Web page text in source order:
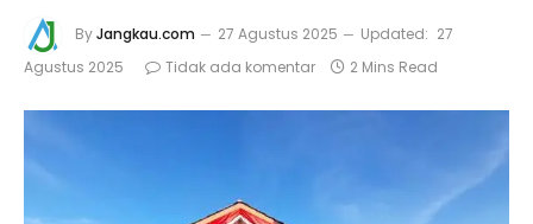
ByJangkau.com 27 Agustus 2025 Updated: 27
Agustus 2025
Tidak ada komentar 2 Mins Read